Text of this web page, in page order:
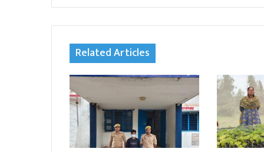
Related Articles